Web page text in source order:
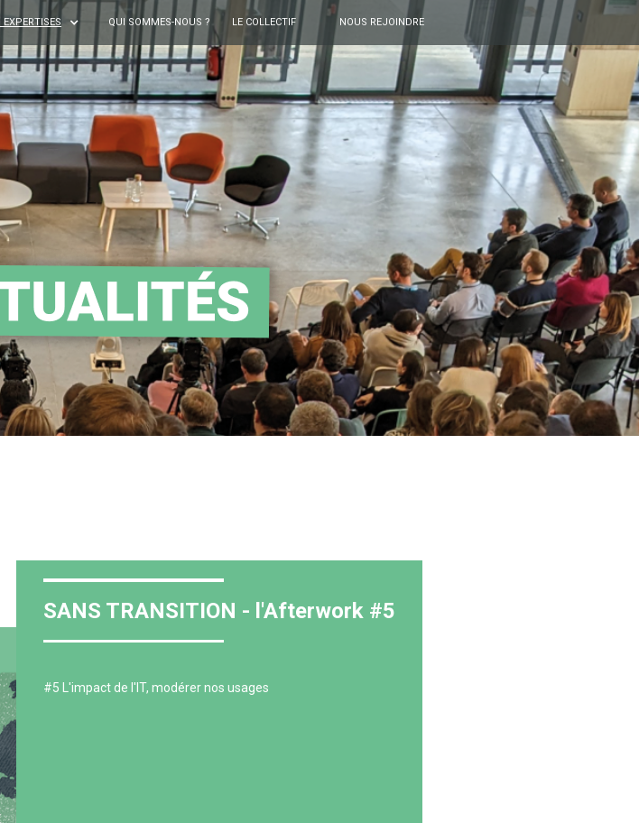
EXPERTISES QUI SOMMES-NOUS ? LE COLLECTIF NOUS REJOINDRE
SANS TRANSITION - l'Afterwork #5
#5 L'impact de l'IT, modérer nos usages